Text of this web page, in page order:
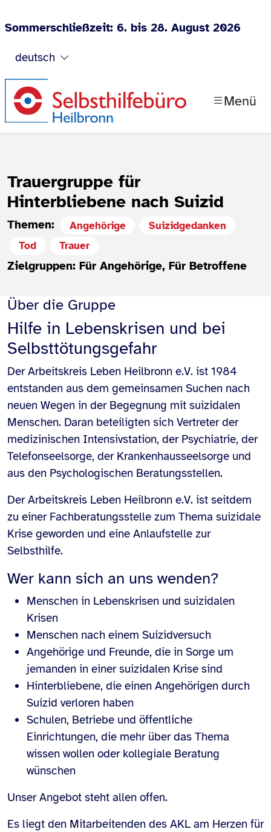
Zum Inhalt springen
Sommerschließzeit: 6. bis 28. August 2026
deutsch
Menü
Trauergruppe für
Hinterbliebene nach Suizid
Themen: Angehörige
Suizidgedanken
Tod
Trauer
Zielgruppen: Für Angehörige, Für Betroffene
Über die Gruppe
Hilfe in Lebenskrisen und bei
Selbsttötungsgefahr
Der Arbeitskreis Leben Heilbronn e.V. ist 1984
entstanden aus dem gemeinsamen Suchen nach
neuen Wegen in der Begegnung mit suizidalen
Menschen. Daran beteiligten sich Vertreter der
medizinischen Intensivstation, der Psychiatrie, der
Telefonseelsorge, der Krankenhausseelsorge und
aus den Psychologischen Beratungsstellen.
Der Arbeitskreis Leben Heilbronn e.V. ist seitdem
zu einer Fachberatungsstelle zum Thema suizidale
Krise geworden und eine Anlaufstelle zur
Selbsthilfe.
Wer kann sich an uns wenden?
Menschen in Lebenskrisen und suizidalen
Krisen
Menschen nach einem Suizidversuch
Angehörige und Freunde, die in Sorge um
jemanden in einer suizidalen Krise sind
Hinterbliebene, die einen Angehörigen durch
Suizid verloren haben
Schulen, Betriebe und öffentliche
Einrichtungen, die mehr über das Thema
wissen wollen oder kollegiale Beratung
wünschen
Unser Angebot steht allen offen.
Es liegt den Mitarbeitenden des AKL am Herzen für